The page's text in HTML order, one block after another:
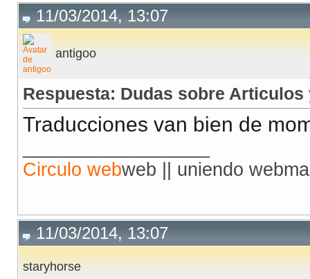
11/03/2014, 13:07
antigoo
Respuesta: Dudas sobre Articulos
Traducciones van bien de
Circulo webweb || uniendo
11/03/2014, 13:07
staryhorse